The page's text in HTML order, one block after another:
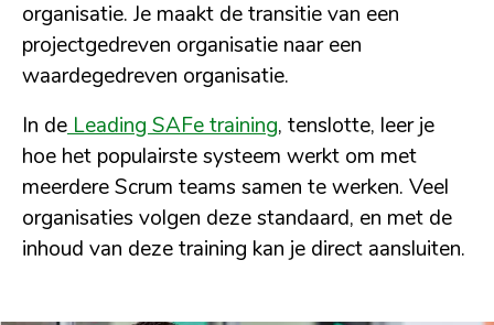
organisatie. Je maakt de transitie van een
projectgedreven organisatie naar een
waardegedreven organisatie.
In de Leading SAFe training, tenslotte, leer je
hoe het populairste systeem werkt om met
meerdere Scrum teams samen te werken. Veel
organisaties volgen deze standaard, en met de
inhoud van deze training kan je direct aansluiten.